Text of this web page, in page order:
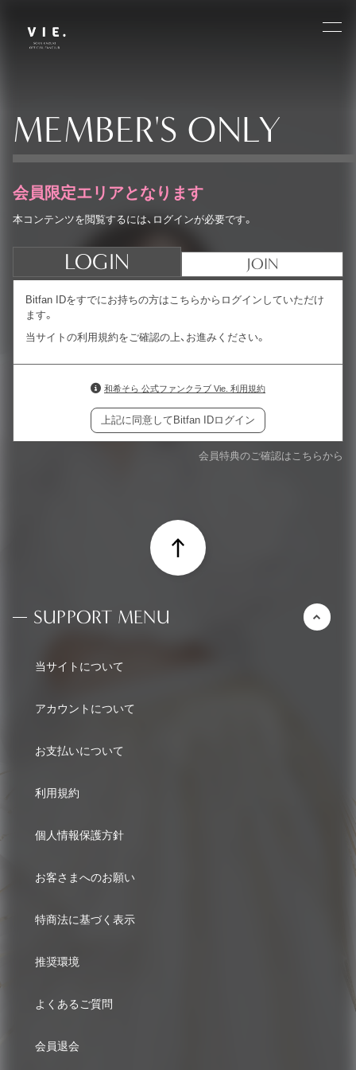
MEMBER'S ONLY
会員限定エリアとなります
本コンテンツを閲覧するには、ログインが必要です。
LOGIN JOIN
Bitfan IDをすでにお持ちの方はこちらからログインしていただけ
ます。
当サイトの利用規約をご確認の上、お進みください。
和希そら 公式ファンクラブ Vie. 利用規約
上記に同意してBitfan IDログイン
会員特典のご確認はこちらから
SUPPORT MENU
当サイトについて
アカウントについて
お支払いについて
利用規約
個人情報保護方針
お客さまへのお願い
特商法に基づく表示
推奨環境
よくあるご質問
会員退会